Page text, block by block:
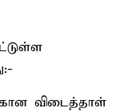
விடைத்தாள்